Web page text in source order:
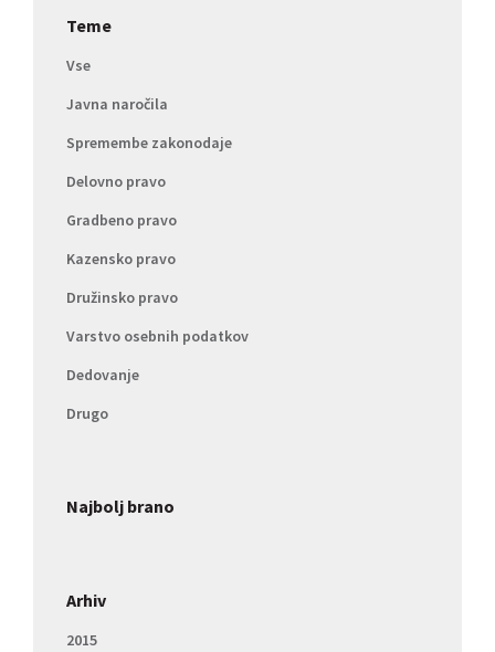
Teme
Vse
Javna naročila
Spremembe zakonodaje
Delovno pravo
Gradbeno pravo
Kazensko pravo
Družinsko pravo
Varstvo osebnih podatkov
Dedovanje
Drugo
Najbolj brano
Arhiv
2015